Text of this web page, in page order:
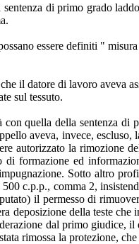
di primo grado
essere definiti "
il datore di lavoro
sul tessuto.
quella della sentenza
aveva, invece,
la rimozione
formazione ed
Sotto altro
c.p.p., comma 2,
il permesso di
della teste
dal primo giudice,
rimossa la protezione,